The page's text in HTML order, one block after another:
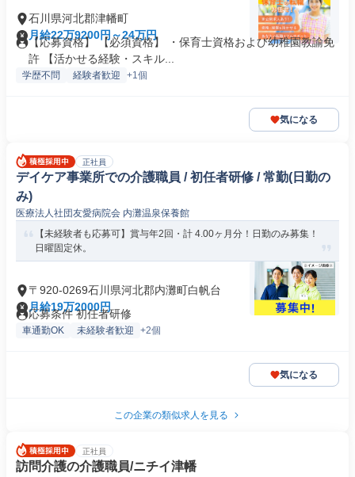
石川県河北郡津幡町
月給22万9200円～24万円
【応募資格】 【必須資格】 ・保育士資格および幼稚園教諭免
許 【活かせる経験・スキル...
学歴不問 経験者歓迎 +1個
気になる
正社員
デイケア事業所での介護職員 / 初任者研修 / 常勤(日勤の
み)
医療法人社団友愛病院会 内灘温泉保養館
【未経験者も応募可】賞与年2回・計 4.00ヶ月分！日勤のみ募集！
日曜固定休。
〒920-0269石川県河北郡内灘町白帆台
月給19万2000円
応募条件 初任者研修
車通勤OK 未経験者歓迎 +2個
気になる
この企業の類似求人を見る
正社員
訪問介護の介護職員/ニチイ津幡